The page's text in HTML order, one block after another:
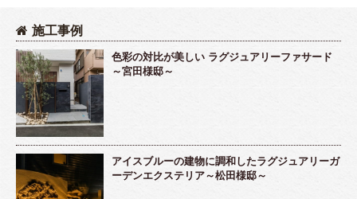
施工事例
色彩の対比が美しい ラグジュアリーファサード
～宮田様邸～
アイスブルーの建物に調和したラグジュアリーガ
ーデンエクステリア～松田様邸～